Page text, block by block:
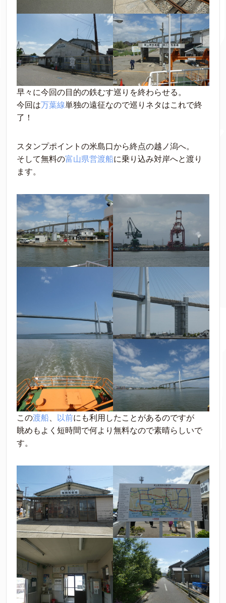
早々に今回の目的の鉄むす巡りを終わらせる。
今回は万葉線単独の遠征なので巡りネタはこれで終
了！
スタンプポイントの米島口から終点の越ノ潟へ。
そして無料の富山県営渡船に乗り込み対岸へと渡り
ます。
この渡船 以前にも利用したことがあるのですが
眺めもよく短時間で何より無料なので素晴らしいで
す。